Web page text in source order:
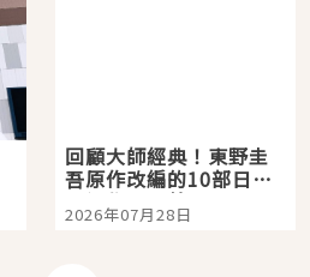
回顧大師經典！東野圭
吾原作改編的10部日本
影視作品推薦
2026年07月28日